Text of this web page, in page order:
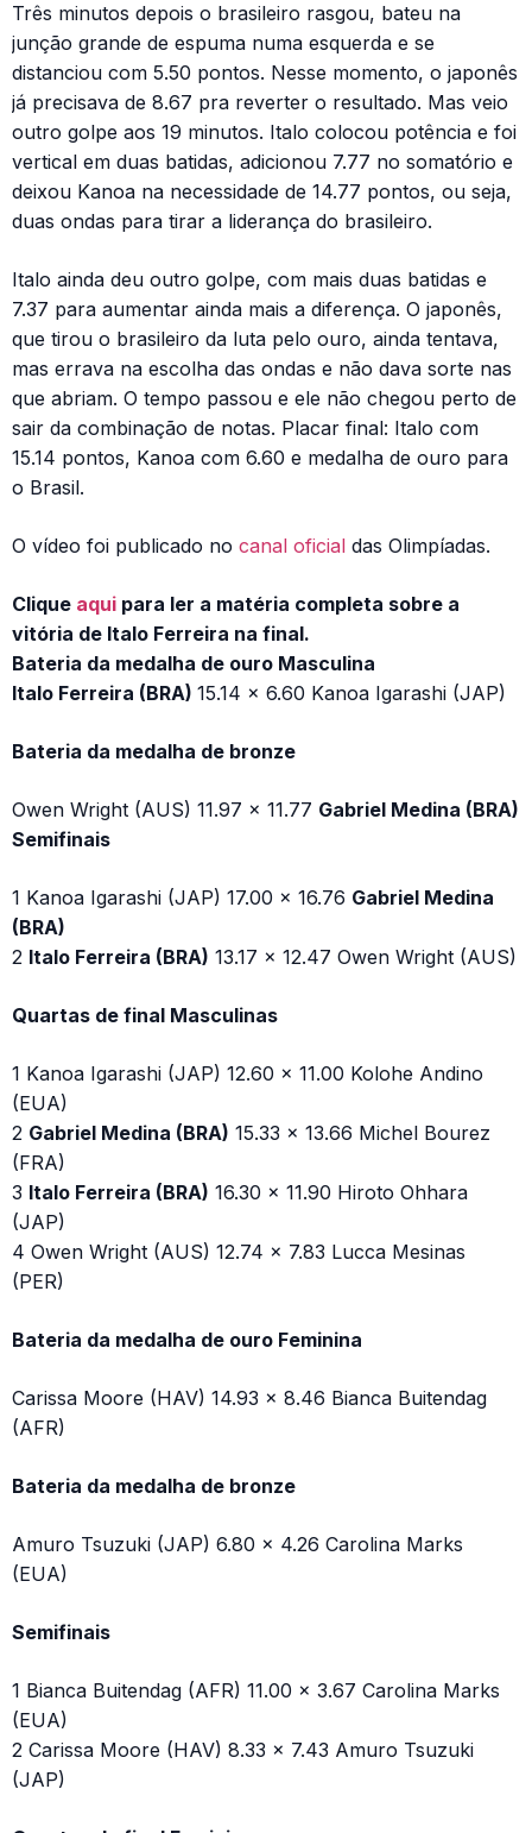
Três minutos depois o brasileiro rasgou, bateu na
junção grande de espuma numa esquerda e se
distanciou com 5.50 pontos. Nesse momento, o japonês
já precisava de 8.67 pra reverter o resultado. Mas veio
outro golpe aos 19 minutos. Italo colocou potência e foi
vertical em duas batidas, adicionou 7.77 no somatório e
deixou Kanoa na necessidade de 14.77 pontos, ou seja,
duas ondas para tirar a liderança do brasileiro.
Italo ainda deu outro golpe, com mais duas batidas e
7.37 para aumentar ainda mais a diferença. O japonês,
que tirou o brasileiro da luta pelo ouro, ainda tentava,
mas errava na escolha das ondas e não dava sorte nas
que abriam. O tempo passou e ele não chegou perto de
sair da combinação de notas. Placar final: Italo com
15.14 pontos, Kanoa com 6.60 e medalha de ouro para
o Brasil.
O vídeo foi publicado no canal oficial das Olimpíadas.
Clique aqui para ler a matéria completa sobre a
vitória de Italo Ferreira na final.
Bateria da medalha de ouro Masculina
Italo Ferreira (BRA) 15.14 x 6.60 Kanoa Igarashi (JAP)
Bateria da medalha de bronze
Owen Wright (AUS) 11.97 x 11.77 Gabriel Medina (BRA)
Semifinais
1 Kanoa Igarashi (JAP) 17.00 x 16.76 Gabriel Medina
(BRA)
2 Italo Ferreira (BRA) 13.17 x 12.47 Owen Wright (AUS)
Quartas de final Masculinas
1 Kanoa Igarashi (JAP) 12.60 x 11.00 Kolohe Andino
(EUA)
2 Gabriel Medina (BRA) 15.33 x 13.66 Michel Bourez
(FRA)
3 Italo Ferreira (BRA) 16.30 x 11.90 Hiroto Ohhara
(JAP)
4 Owen Wright (AUS) 12.74 x 7.83 Lucca Mesinas
(PER)
Bateria da medalha de ouro Feminina
Carissa Moore (HAV) 14.93 x 8.46 Bianca Buitendag
(AFR)
Bateria da medalha de bronze
Amuro Tsuzuki (JAP) 6.80 x 4.26 Carolina Marks
(EUA)
Semifinais
1 Bianca Buitendag (AFR) 11.00 x 3.67 Carolina Marks
(EUA)
2 Carissa Moore (HAV) 8.33 x 7.43 Amuro Tsuzuki
(JAP)